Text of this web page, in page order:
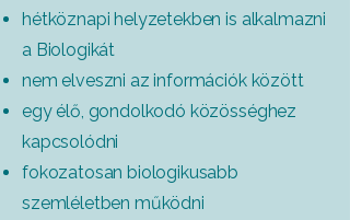
hétköznapi helyzetekben is alkalmazni
a Biologikát
nem elveszni az információk között
egy élő, gondolkodó közösséghez
kapcsolódni
fokozatosan biologikusabb
szemléletben működni